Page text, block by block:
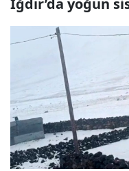
Iğdır’da yoğun